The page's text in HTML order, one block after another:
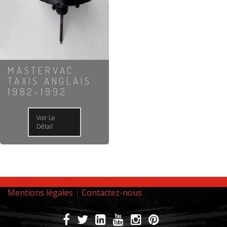
MASTERVAC
TAXIS ANGLAIS
1982-1992
Voir Le
Détail
Mentions légales | Contactez-nous